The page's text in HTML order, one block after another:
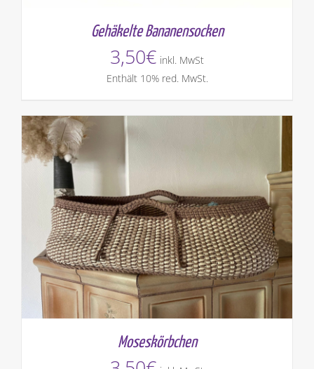
Gehäkelte Bananensocken
3,50€ inkl. MwSt
Enthält 10% red. MwSt.
Moseskörbchen